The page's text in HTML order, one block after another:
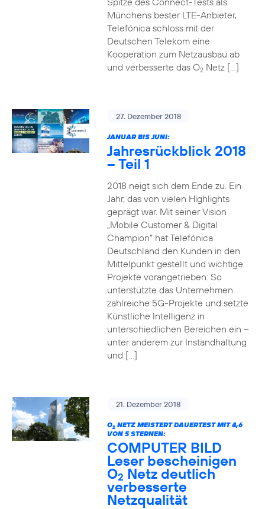
Münchens bester LTE-Anbieter,
Telefónica schloss mit der
Deutschen Telekom eine
Kooperation zum Netzausbau ab
und verbesserte das O2Netz […]
27. Dezember 2018
JANUAR BIS JUNI:
Jahresrückblick 2018
– Teil 1
2018 neigt sich dem Ende zu. Ein
Jahr, das von vielen Highlights
geprägt war. Mit seiner Vision
„Mobile Customer & Digital
Champion“ hat Telefónica
Deutschland den Kunden in den
Mittelpunkt gestellt und wichtige
Projekte vorangetrieben: So
unterstützte das Unternehmen
zahlreiche 5G-Projekte und setzte
Künstliche Intelligenz in
unterschiedlichen Bereichen ein –
unter anderem zur Instandhaltung
und […]
21. Dezember 2018
O2NETZ MEISTERT DAUERTEST MIT 4,6
VON 5 STERNEN:
COMPUTER BILD
Leser bescheinigen
O2 Netz deutlich
verbesserte
Netzqualität